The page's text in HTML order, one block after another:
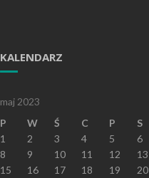
KALENDARZ
maj 2023
P
W Ś C P S
1
2 3 4 5 6
8
9 10 11 12 13
15
16 17 18 19 20